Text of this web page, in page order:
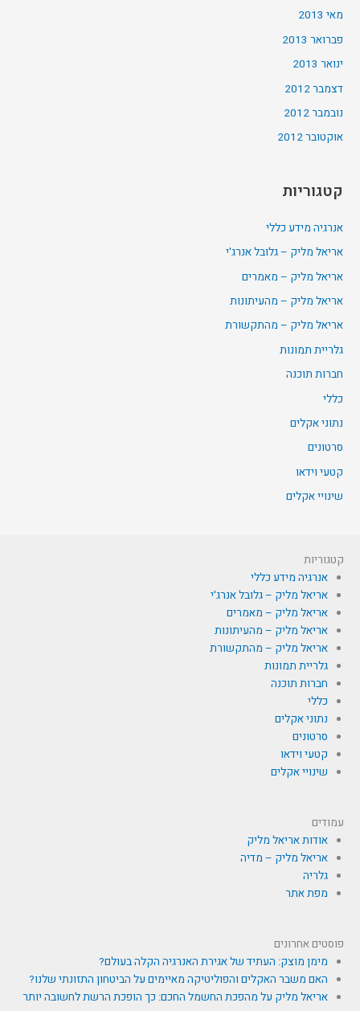
מאי 2013
פברואר 2013
ינואר 2013
דצמבר 2012
נובמבר 2012
אוקטובר 2012
קטגוריות
אנרגיה מידע כללי
אריאל מליק – גלובל אנרג'י
אריאל מליק – מאמרים
אריאל מליק – מהעיתונות
אריאל מליק – מהתקשורת
גלריית תמונות
חברות תוכנה
כללי
נתוני אקלים
סרטונים
קטעי וידאו
שינויי אקלים
קטגוריות
אנרגיה מידע כללי
אריאל מליק – גלובל אנרג'י
אריאל מליק – מאמרים
אריאל מליק – מהעיתונות
אריאל מליק – מהתקשורת
גלריית תמונות
חברות תוכנה
כללי
נתוני אקלים
סרטונים
קטעי וידאו
שינויי אקלים
עמודים
אודות אריאל מליק
אריאל מליק – מדיה
גלריה
מפת אתר
פוסטים אחרונים
מימן מוצק: העתיד של אגירת האנרגיה הקלה בעולם?
האם משבר האקלים והפוליטיקה מאיימים על הביטחון התזונתי שלנו?
אריאל מליק על מהפכת החשמל החכם: כך הופכת הרשת לחשובה יותר